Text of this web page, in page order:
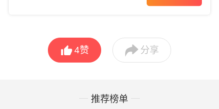
4赞  分享
推荐榜单